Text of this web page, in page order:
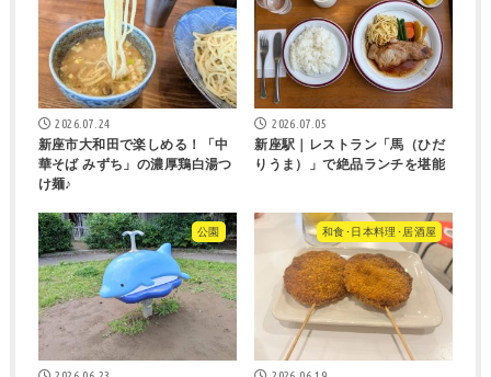
2026.07.24
新座市大和田で楽しめる！「中
華そば みずち」の濃厚鶏白湯つ
け麺♪
2026.07.05
新座駅｜レストラン「馬（ひだ
りうま）」で絶品ランチを堪能
公園 和食･日本料理･居酒屋